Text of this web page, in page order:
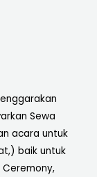
Sewa
acara untuk
baik untuk
Ceremony,